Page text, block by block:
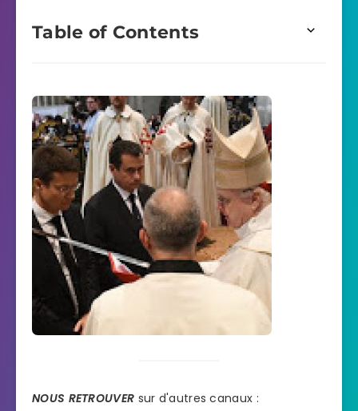
Table of Contents
NOUS RETROUVER sur d'autres canaux :